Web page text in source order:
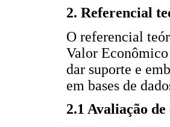
2. Referencial
O referencial
Valor
dar suporte e
em bases de
2.1 Avaliação de